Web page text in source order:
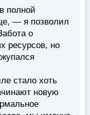
полной
— я позволил
о
ресурсов, но
стало хоть
новую